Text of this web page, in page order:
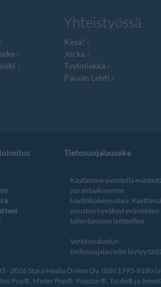
Yhteistyössä
Kesä!
Jocka
Tyyliniekka
Päivän Lehti
Tietosuojalauseke
Käytämme sivustolla
parantaaksemme
käyttökokemustasi.
sivustoa hyväksyt evästeiden
tallentamisen laitteellesi.
Verkkopalvelun
tiedosuojalauseke löytyy
- 2026 Stara Media Online Oy. ISSN 1795-8180
Pop®, Mister Pop®, Popstar®, Tuubi® ja